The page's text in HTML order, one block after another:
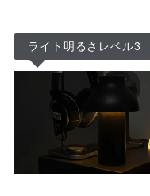
ライト明るさレベル3